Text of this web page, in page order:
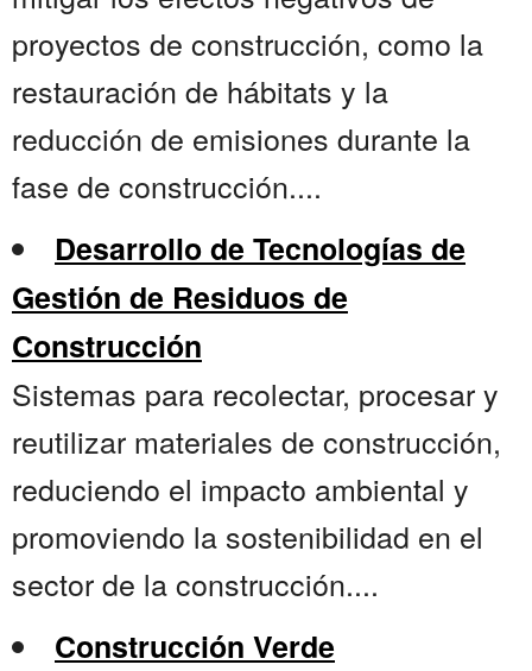
proyectos de construcción, como la
restauración de hábitats y la
reducción de emisiones durante la
fase de construcción....
Desarrollo de Tecnologías de
Gestión de Residuos de
Construcción
Sistemas para recolectar, procesar y
reutilizar materiales de construcción,
reduciendo el impacto ambiental y
promoviendo la sostenibilidad en el
sector de la construcción....
Construcción Verde